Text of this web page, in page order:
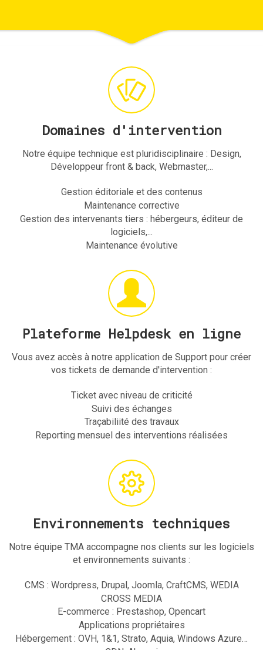
Domaines d'intervention
Notre équipe technique est pluridisciplinaire : Design,
Développeur front & back, Webmaster,...
Gestion éditoriale et des contenus
Maintenance corrective
Gestion des intervenants tiers : hébergeurs, éditeur de
logiciels,...
Maintenance évolutive
Plateforme Helpdesk en ligne
Vous avez accès à notre application de Support pour créer
vos tickets de demande d'intervention :
Ticket avec niveau de criticité
Suivi des échanges
Traçabiliité des travaux
Reporting mensuel des interventions réalisées
Environnements techniques
Notre équipe TMA accompagne nos clients sur les logiciels
et environnements suivants :
CMS : Wordpress, Drupal, Joomla, CraftCMS, WEDIA
CROSS MEDIA
E-commerce : Prestashop, Opencart
Applications propriétaires
Hébergement : OVH, 1&1, Strato, Aquia, Windows Azure…